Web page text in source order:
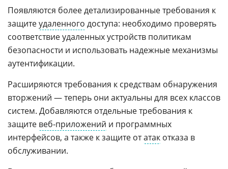
Появляются более детализированные требования к
защитеудаленного доступа: необходимо проверять
соответствие удаленных устройств политикам
безопасности и использовать надежные механизмы
аутентификации.
Расширяются требования к средствам обнаружения
вторжений — теперь они актуальны для всех классов
систем. Добавляются отдельные требования к
защите веб-приложений и программных
интерфейсов, а также к защите отатак отказа в
обслуживании.